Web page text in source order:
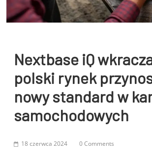
Nextbase iQ
polski rynek
nowy standard w
samochodowych
18 czerwca 2024 0 Comments